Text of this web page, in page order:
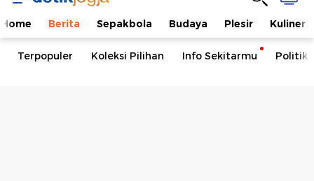
Home Berita Sepakbola Budaya Plesir Kuliner
Terpopuler Koleksi Pilihan Info Sekitarmu Politik